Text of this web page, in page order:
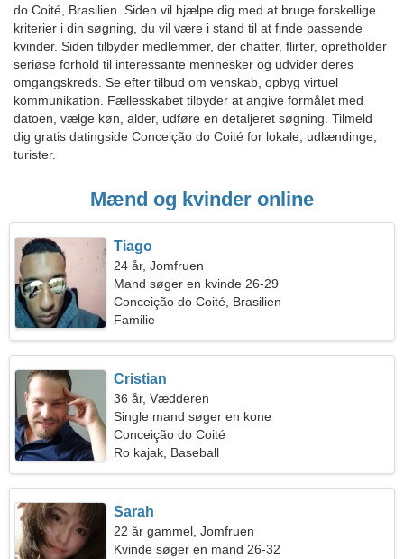
do Coité, Brasilien. Siden vil hjælpe dig med at bruge forskellige
kriterier i din søgning, du vil være i stand til at finde passende
kvinder. Siden tilbyder medlemmer, der chatter, flirter, opretholder
seriøse forhold til interessante mennesker og udvider deres
omgangskreds. Se efter tilbud om venskab, opbyg virtuel
kommunikation. Fællesskabet tilbyder at angive formålet med
datoen, vælge køn, alder, udføre en detaljeret søgning. Tilmeld
dig gratis datingside Conceição do Coité for lokale, udlændinge,
turister.
Mænd og kvinder online
Tiago
24 år, Jomfruen
Mand søger en kvinde 26-29
Conceição do Coité, Brasilien
Familie
Cristian
36 år, Vædderen
Single mand søger en kone
Conceição do Coité
Ro kajak, Baseball
Sarah
22 år gammel, Jomfruen
Kvinde søger en mand 26-32